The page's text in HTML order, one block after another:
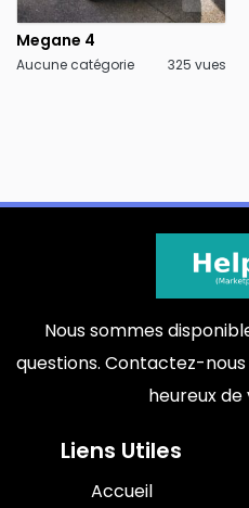
Megane 4
Aucune catégorie 325 vues
Nous sommes
questions. Contactez-
heureux de
Liens Utiles
Accueil